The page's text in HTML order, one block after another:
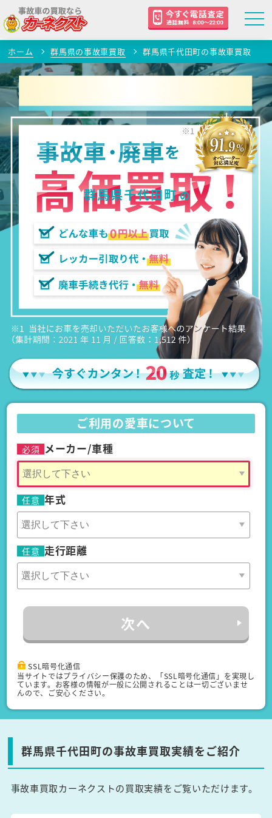
ホーム 群馬県の事故車買取 群馬県千代田町の事故車買取
群馬県千代田町の
ご利用の愛車について
必須 メーカー/車種
任意 年式
任意 走行距離
次へ
SSL暗号化通信
当サイトではプライバシー保護のため、「SSL暗号化通信」を実現し
ています。お客様の情報が一般に公開されることは一切ございませ
んので、ご安心ください。
群馬県千代田町の事故車買取実績をご紹介
事故車買取カーネクストの買取実績をご覧いただけます。